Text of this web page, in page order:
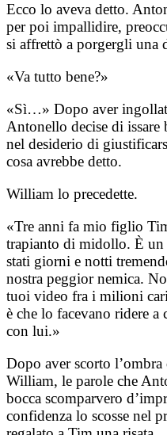
Ecco lo aveva detto.
per poi impallidire,
si affrettò a porgergli una
«Va tutto bene?»
«Sì…» Dopo aver
Antonello decise di issare
nel desiderio di
cosa avrebbe detto.
William lo precedette.
«Tre anni fa mio figlio
trapianto di midollo. È un
stati giorni e notti
nostra peggior nemica.
tuoi video fra i milioni
è che lo facevano ridere
con lui.»
Dopo aver scorto
William, le parole che
bocca scomparvero
confidenza lo scosse nel